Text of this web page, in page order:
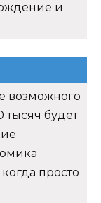
и
возможного
тысяч будет
просто